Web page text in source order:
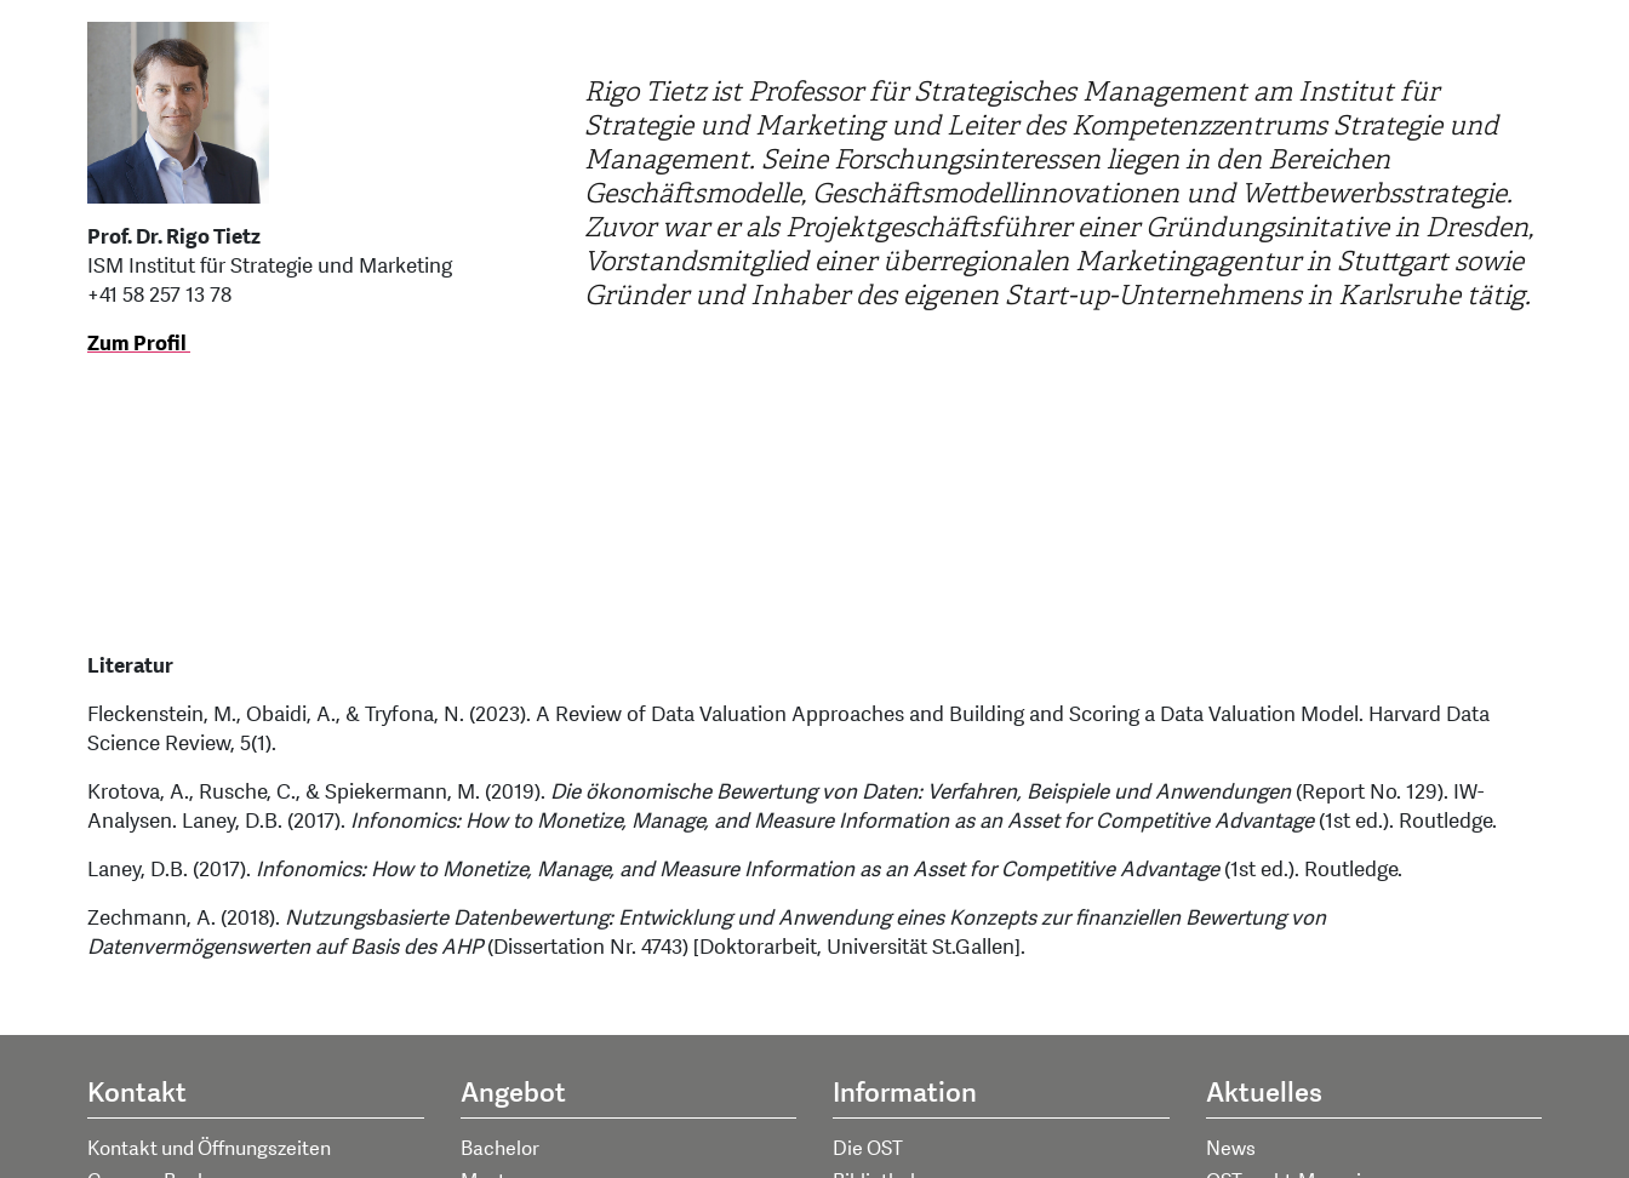
Prof. Dr. Rigo Tietz
ISM Institut für Strategie und Marketing
+41 58 257 13 78
Zum Profil
Rigo Tietz ist Professor für Strategisches Management am Institut für
Strategie und Marketing und Leiter des Kompetenzzentrums Strategie und
Management. Seine Forschungsinteressen liegen in den Bereichen
Geschäftsmodelle, Geschäftsmodellinnovationen und Wettbewerbsstrategie.
Zuvor war er als Projektgeschäftsführer einer Gründungsinitative in Dresden,
Vorstandsmitglied einer überregionalen Marketingagentur in Stuttgart sowie
Gründer und Inhaber des eigenen Start-up-Unternehmens in Karlsruhe tätig.
Literatur
Fleckenstein, M., Obaidi, A., & Tryfona, N. (2023). A Review of Data Valuation Approaches and Building and Scoring a Data Valuation Model. Harvard Data
Science Review, 5(1).
Krotova, A., Rusche, C., & Spiekermann, M. (2019). Die ökonomische Bewertung von Daten: Verfahren, Beispiele und Anwendungen(Report No. 129). IW-
Analysen. Laney, D.B. (2017). Infonomics: How to Monetize, Manage, and Measure Information as an Asset for Competitive Advantage(1st ed.). Routledge.
Laney, D.B. (2017). Infonomics: How to Monetize, Manage, and Measure Information as an Asset for Competitive Advantage(1st ed.). Routledge.
Zechmann, A. (2018). Nutzungsbasierte Datenbewertung: Entwicklung und Anwendung eines Konzepts zur finanziellen Bewertung von
Datenvermögenswerten auf Basis des AHP(Dissertation Nr. 4743) [Doktorarbeit, Universität St.Gallen].
Kontakt
Kontakt und Öffnungszeiten
Angebot
Bachelor
Information
Die OST
Aktuelles
News